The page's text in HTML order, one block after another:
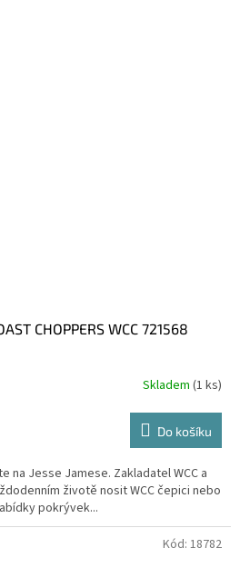
CHOPPERS WCC 721568
Skladem (1 ks)
Do košíku
na Jesse Jamese. Zakladatel WCC a
životě nosit WCC čepici nebo
pokrývek...
Kód: 18782